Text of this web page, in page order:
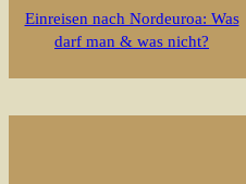
Einreisen nach Nordeuroa: Was
darf man & was nicht?